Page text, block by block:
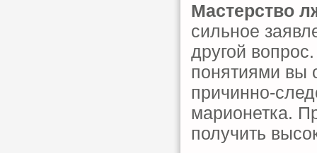
Мастерство
сильное
другой
понятиями вы
причинно-
марионетка.
получить